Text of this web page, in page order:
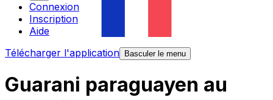
Connexion
Inscription
Aide
Télécharger l'application
Basculer le menu
Guarani paraguayen au